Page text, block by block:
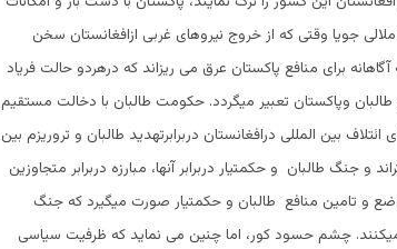
جویا وقتی که از خروج نیروهای غربی ازافغانستان سخن
برای منافع پاکستان عرق می ریزاند که درهردو حالت فریاد
طالبان وپاکستان تعبیر میگردد. حکومت طالبان با دخالت مستقیم
بین المللی درافغانستان دربرابرتهدید طالبان و تروریزم بین
و جنگ طالبان و حکمتیار دربرابر آنها، مبارزه دربرابر متجاوزین
و تامین منافع طالبان و حکمتیار صورت میگیرد که جنگ
میکنند. چشم حسود کور، اما چنین می نماید که ظرفیت سیاسی